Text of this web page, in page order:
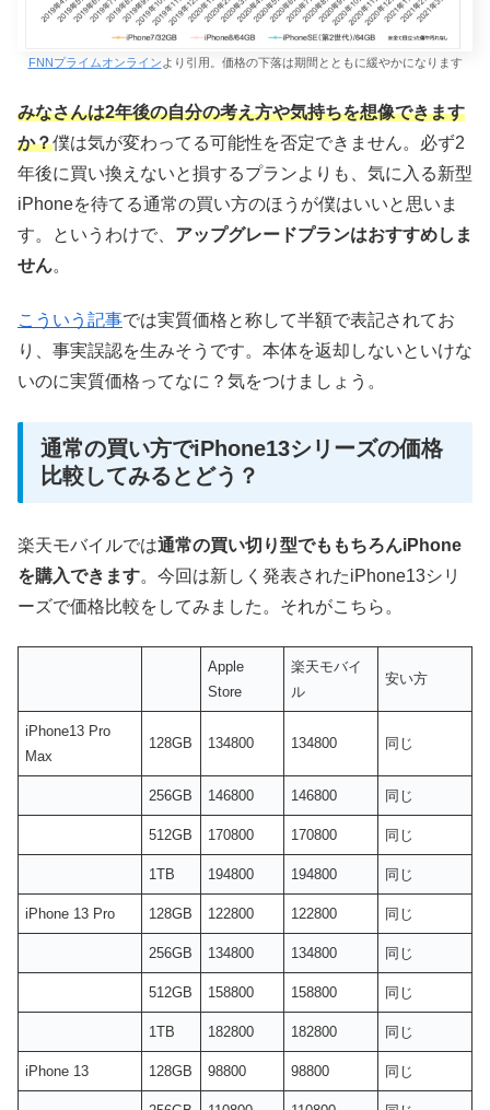
FNNプライムオンライン より引用。価格の下落は期間とともに緩やかになります
みなさんは2年後の自分の考え方や気持ちを想像できます
か？僕は気が変わってる可能性を否定できません。必ず2
年後に買い換えないと損するプランよりも、気に入る新型
iPhoneを待てる通常の買い方のほうが僕はいいと思いま
す。というわけで、 アップグレードプランはおすすめしま
せん。
こういう記事では実質価格と称して半額で表記されてお
り、事実誤認を生みそうです。本体を返却しないといけな
いのに実質価格ってなに？気をつけましょう。
通常の買い方でiPhone13シリーズの価格
比較してみるとどう？
楽天モバイルでは通常の買い切り型でももちろんiPhone
を購入できます。今回は新しく発表されたiPhone13シリ
ーズで価格比較をしてみました。それがこちら。
Apple
Store
楽天モバイ
ル
安い方
iPhone13 Pro
Max
128GB 134800 134800 同じ
256GB 146800 146800 同じ
512GB 170800 170800 同じ
1TB 194800 194800 同じ
iPhone 13 Pro 128GB 122800 122800 同じ
256GB 134800 134800 同じ
512GB 158800 158800 同じ
1TB 182800 182800 同じ
iPhone 13 128GB 98800 98800 同じ